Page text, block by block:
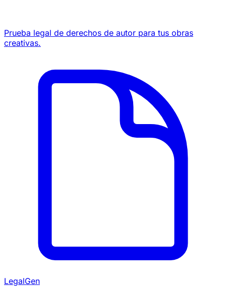
Prueba legal de derechos de autor para tus obras
creativas.
LegalGen